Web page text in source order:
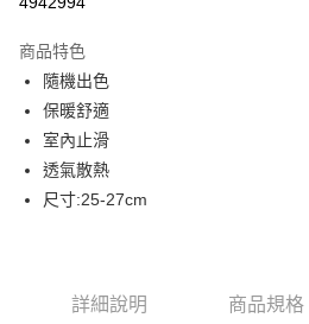
Apple Pay
街口支付
悠遊付
每筆NT$90，滿NT$999(含以上)免運費
商品特色
隨機出色
保暖舒適
室內止滑
透氣散熱
尺寸:25-27cm
詳細說明 商品規格